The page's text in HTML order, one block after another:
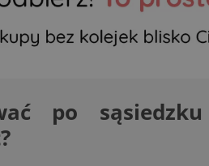
po sąsiedzku